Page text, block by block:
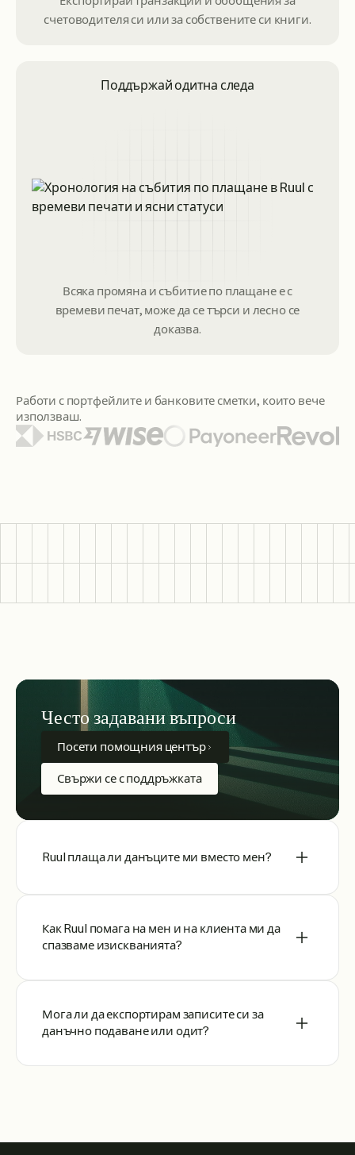
счетоводителя си или за собствените си книги.
Поддържай одитна следа
Всяка промяна и събитие по плащане е с
времеви печат, може да се търси и лесно се
доказва.
Работи с портфейлите и банковите сметки, които вече
използваш.
Често задавани въпроси
Посети помощния център
Свържи се с поддръжката
Ruul плаща ли данъците ми вместо мен?
Как Ruul помага на мен и на клиента ми да
спазваме изискванията?
Мога ли да експортирам записите си за
данъчно подаване или одит?